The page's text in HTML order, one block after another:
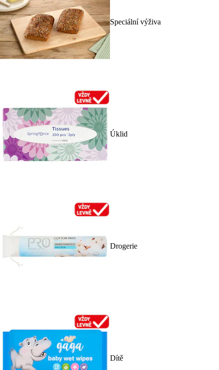
Speciální výživa
Úklid
Drogerie
Dítě